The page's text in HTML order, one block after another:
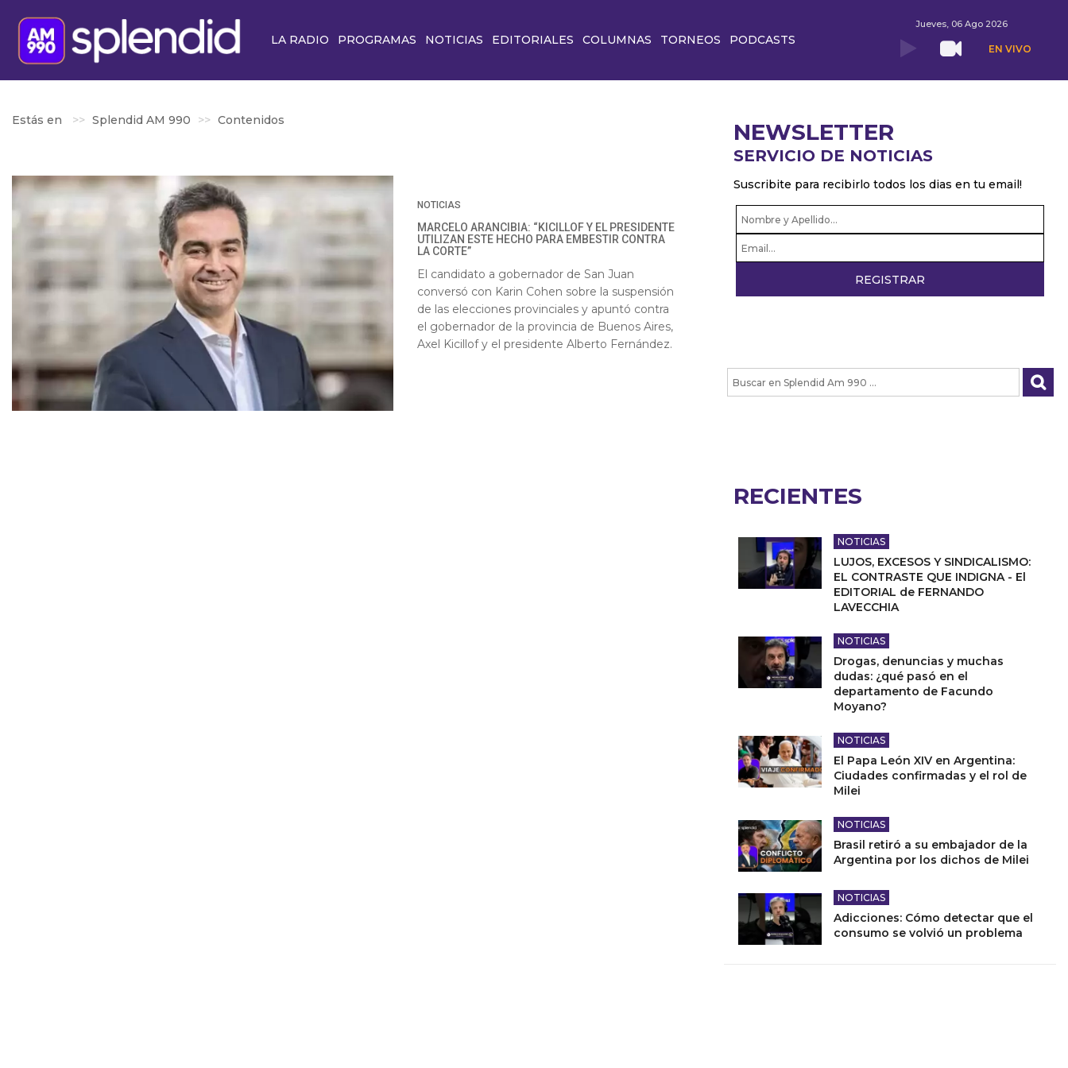
LA RADIO PROGRAMAS NOTICIAS EDITORIALES COLUMNAS TORNEOS PODCASTS
Jueves, 06 Ago 2026
EN VIVO
Estás en Splendid AM 990 Contenidos
NOTICIAS
MARCELO ARANCIBIA: “KICILLOF Y EL PRESIDENTE
UTILIZAN ESTE HECHO PARA EMBESTIR CONTRA
LA CORTE”
El candidato a gobernador de San Juan
conversó con Karin Cohen sobre la suspensión
de las elecciones provinciales y apuntó contra
el gobernador de la provincia de Buenos Aires,
Axel Kicillof y el presidente Alberto Fernández.
NEWSLETTER
SERVICIO DE NOTICIAS
Suscribite para recibirlo todos los dias en tu email!
RECIENTES
NOTICIAS
LUJOS, EXCESOS Y SINDICALISMO:
EL CONTRASTE QUE INDIGNA - El
EDITORIAL de FERNANDO
LAVECCHIA
NOTICIAS
Drogas, denuncias y muchas
dudas: ¿qué pasó en el
departamento de Facundo
Moyano?
NOTICIAS
El Papa León XIV en Argentina:
Ciudades confirmadas y el rol de
Milei
NOTICIAS
Brasil retiró a su embajador de la
Argentina por los dichos de Milei
NOTICIAS
Adicciones: Cómo detectar que el
consumo se volvió un problema